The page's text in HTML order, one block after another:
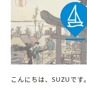
こんにちは、SUZUです。